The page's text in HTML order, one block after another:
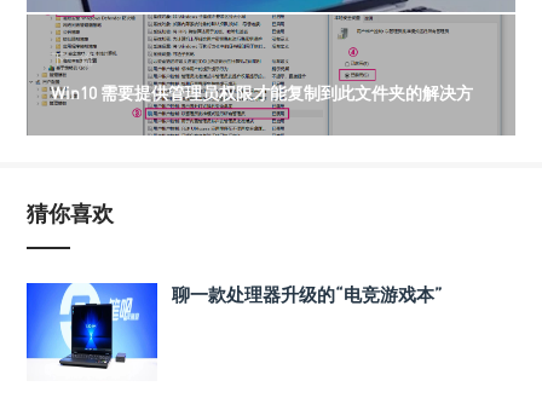
下一篇
Win10 需要提供管理员权限才能复制到此文件夹的解决方
猜你喜欢
聊一款处理器升级的“电竞游戏本”